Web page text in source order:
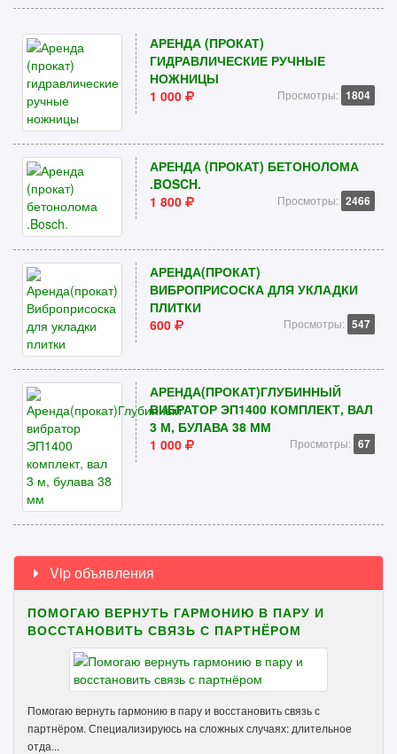
АРЕНДА (ПРОКАТ)
ГИДРАВЛИЧЕСКИЕ РУЧНЫЕ
НОЖНИЦЫ
1 000
Просмотры: 1804
АРЕНДА (ПРОКАТ) БЕТОНОЛОМА
.BOSCH.
1 800
Просмотры: 2466
АРЕНДА(ПРОКАТ)
ВИБРОПРИСОСКА ДЛЯ УКЛАДКИ
ПЛИТКИ
600
Просмотры: 547
АРЕНДА(ПРОКАТ)ГЛУБИННЫЙ
ВИБРАТОР ЭП1400 КОМПЛЕКТ, ВАЛ
3 М, БУЛАВА 38 ММ
1 000
Просмотры: 67
Vip объявления
ПОМОГАЮ ВЕРНУТЬ ГАРМОНИЮ В ПАРУ И
ВОССТАНОВИТЬ СВЯЗЬ С ПАРТНЁРОМ
Помогаю вернуть гармонию в пару и восстановить связь с
партнёром. Специализируюсь на сложных случаях: длительное
отда...